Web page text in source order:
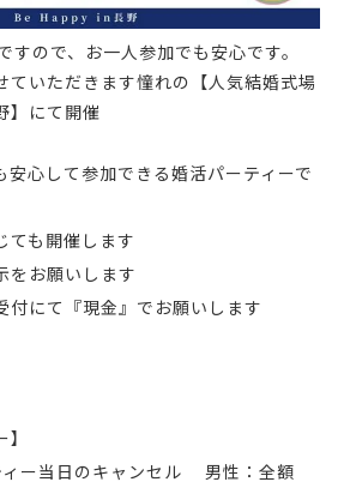
すので、お一人参加でも安心です。
ていただきます憧れの【人気結婚式場
】にて開催
安心して参加できる婚活パーティーで
ても開催します
をお願いします
にて『現金』でお願いします
ィー当日のキャンセル 男性：全額